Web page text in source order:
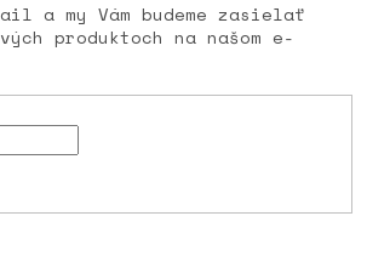
a my Vám budeme zasielať
produktoch na našom e-